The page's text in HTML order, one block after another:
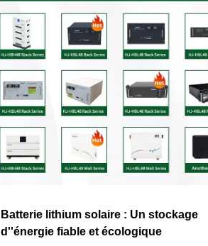
Batterie lithium solaire : Un stockage
d''énergie fiable et écologique